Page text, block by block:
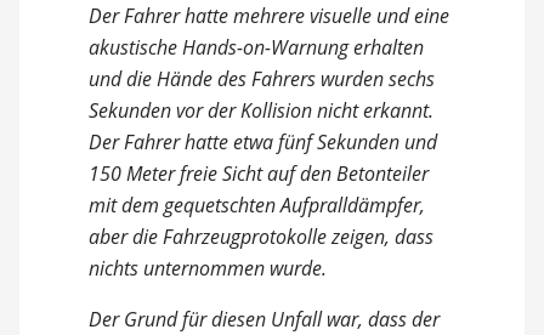
Der Fahrer hatte mehrere visuelle und eine
akustische Hands-on-Warnung erhalten
und die Hände des Fahrers wurden sechs
Sekunden vor der Kollision nicht erkannt.
Der Fahrer hatte etwa fünf Sekunden und
150 Meter freie Sicht auf den Betonteiler
mit dem gequetschten Aufpralldämpfer,
aber die Fahrzeugprotokolle zeigen, dass
nichts unternommen wurde.
Der Grund für diesen Unfall war, dass der